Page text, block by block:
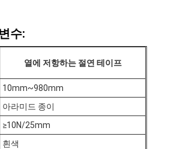
수:
열에 저항하는 절연 테이프
10mm~980mm
아라미드 종이
≥10N/25mm
흰색